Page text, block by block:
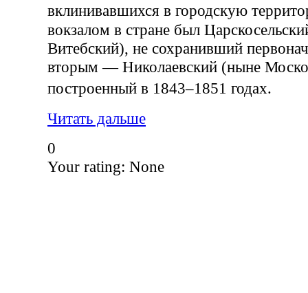
вклинивавшихся в городскую
вокзалом в стране был
Витебский), не сохранивший
вторым — Николаевский (ныне
построенный в 1843–1851 годах.
Читать дальше
0
Your rating: None